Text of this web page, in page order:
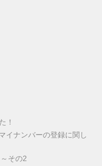
！
イナンバーの登録に関し
その2